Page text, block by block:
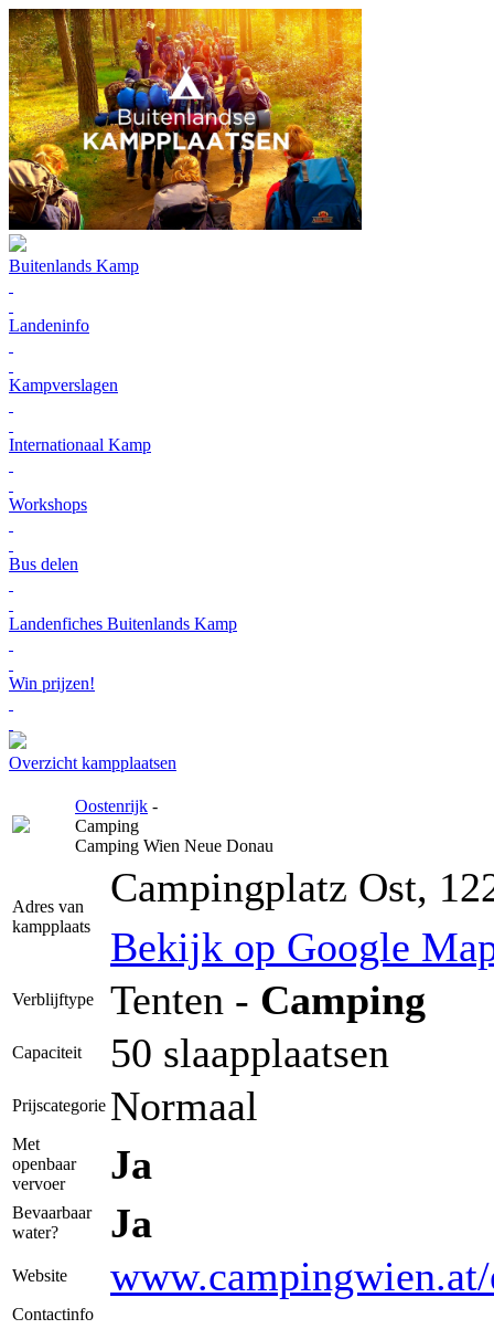
Buitenlands Kamp
Landeninfo
Kampverslagen
Internationaal Kamp
Workshops
Bus delen
Landenfiches Buitenlands Kamp
Win prijzen!
Overzicht kampplaatsen
Oostenrijk -
Camping
Camping Wien Neue Donau
Adres van
kampplaats
Campingplatz Ost,
Bekijk op Google
Verblijftype Tenten - Camping
Capaciteit 50 slaapplaatsen
Prijscategorie Normaal
Met
openbaar
vervoer
Ja
Bevaarbaar
water?
Ja
Website
Contactinfo